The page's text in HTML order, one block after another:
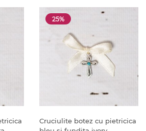
25%
Cruciulite botez cu pietricica